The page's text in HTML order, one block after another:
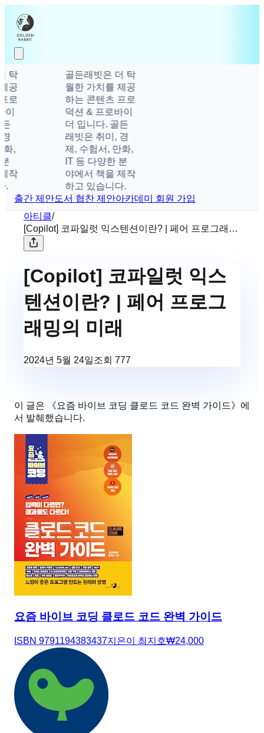
,
골든래빗은 더 탁
월한 가치를 제공
하는 콘텐츠 프로
덕션 & 프로바이
더 입니다. 골든
래빗은 취미, 경
제, 수험서, 만화,
IT 등 다양한 분
야에서 책을 제작
하고 있습니다.
출간 제안도서 협찬 제안아카데미 회원 가입
아티클/
[Copilot] 코파일럿 익스텐션이란? | 페어 프로그래밍
의 미래
[Copilot] 코파일럿 익스
텐션이란? | 페어 프로그
래밍의 미래
2024년 5월 24일조회 777
이 글은 《요즘 바이브 코딩 클로드 코드 완벽 가이드》에
서 발췌했습니다.
요즘 바이브 코딩 클로드 코드 완벽 가이드
ISBN 9791194383437지은이 최지호₩24,000